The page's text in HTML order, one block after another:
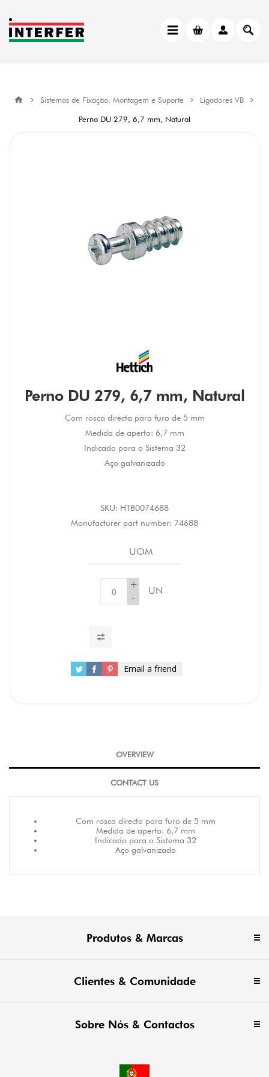
Sistemas de Fixação, Montagem e Suporte
Ligadores VB
Perno DU 279, 6,7 mm, Natural
Perno DU 279, 6,7 mm, Natural
Com rosca directa para furo de 5 mm
Medida de aperto: 6,7 mm
Indicado para o Sistema 32
Aço galvanizado
SKU: HTB0074688
Manufacturer part number: 74688
UOM
+
-
UN
Email a friend
OVERVIEW
CONTACT US
Com rosca directa para furo de 5 mm
Medida de aperto: 6,7 mm
Indicado para o Sistema 32
Aço galvanizado
Produtos & Marcas
Clientes & Comunidade
Sobre Nós & Contactos